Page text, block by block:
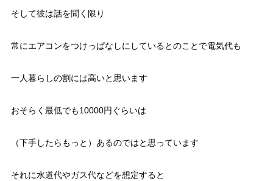
そして彼は話を聞く限り
常にエアコンをつけっぱなしにしているとのことで電気代も
一人暮らしの割には高いと思います
おそらく最低でも10000円ぐらいは
（下手したらもっと）あるのではと思っています
それに水道代やガス代などを想定すると